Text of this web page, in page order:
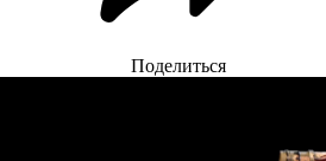
Поделиться